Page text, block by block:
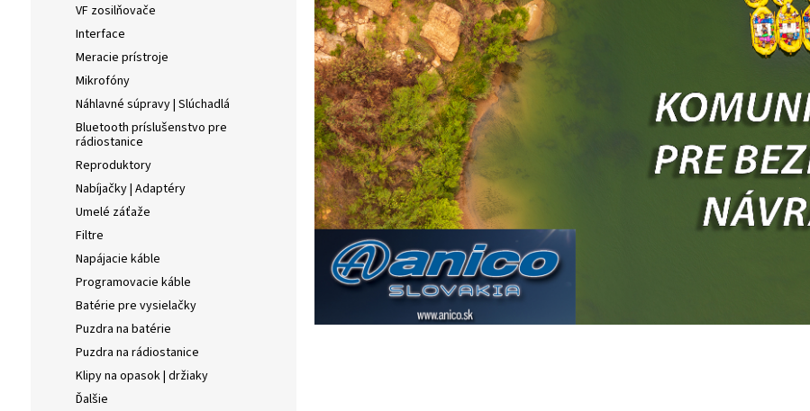
VF zosilňovače
Interface
Meracie prístroje
Mikrofóny
Náhlavné súpravy | Slúchadlá
Bluetooth príslušenstvo pre
rádiostanice
Reproduktory
Nabíjačky | Adaptéry
Umelé záťaže
Filtre
Napájacie káble
Programovacie káble
Batérie pre vysielačky
Puzdra na batérie
Puzdra na rádiostanice
Klipy na opasok | držiaky
Ďalšie